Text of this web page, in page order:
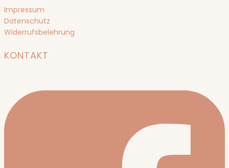
Impressum
Datenschutz
Widerrufsbelehrung
KONTAKT